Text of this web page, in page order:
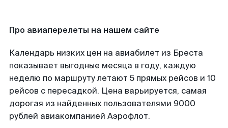
Про авиаперелеты на нашем сайте
Календарь низких цен на авиабилет из Бреста
показывает выгодные месяца в году, каждую
неделю по маршруту летают 5 прямых рейсов и 10
рейсов с пересадкой. Цена варьируется, самая
дорогая из найденных пользователями 9000
рублей авиакомпанией Аэрофлот.